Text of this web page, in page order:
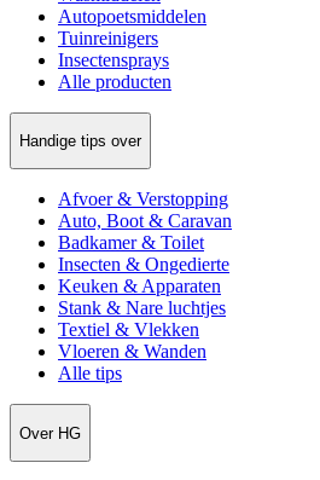
Autopoetsmiddelen
Tuinreinigers
Insectensprays
Alle producten
Handige tips over
Afvoer & Verstopping
Auto, Boot & Caravan
Badkamer & Toilet
Insecten & Ongedierte
Keuken & Apparaten
Stank & Nare luchtjes
Textiel & Vlekken
Vloeren & Wanden
Alle tips
Over HG